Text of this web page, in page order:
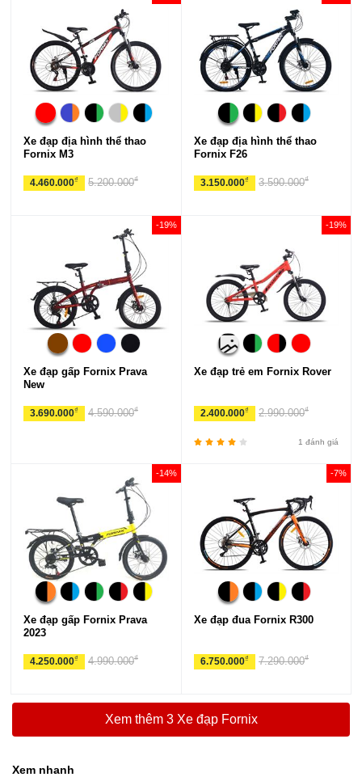
Xe đạp địa hình thể thao
Fornix M3
4.460.000₫ 5.200.000₫
Xe đạp địa hình thể thao
Fornix F26
3.150.000₫ 3.590.000₫
Xe đạp gấp Fornix Prava
New
3.690.000₫
-19%
4.590.000₫
Xe đạp trẻ em Fornix Rover
2.400.000₫
-19%
2.990.000₫
1 đánh giá
Xe đạp gấp Fornix Prava
2023
4.250.000₫
-14%
4.990.000₫
Xe đạp đua Fornix R300
6.750.000₫
-7%
7.290.000₫
Xem thêm 3 Xe đạp Fornix
Xem nhanh